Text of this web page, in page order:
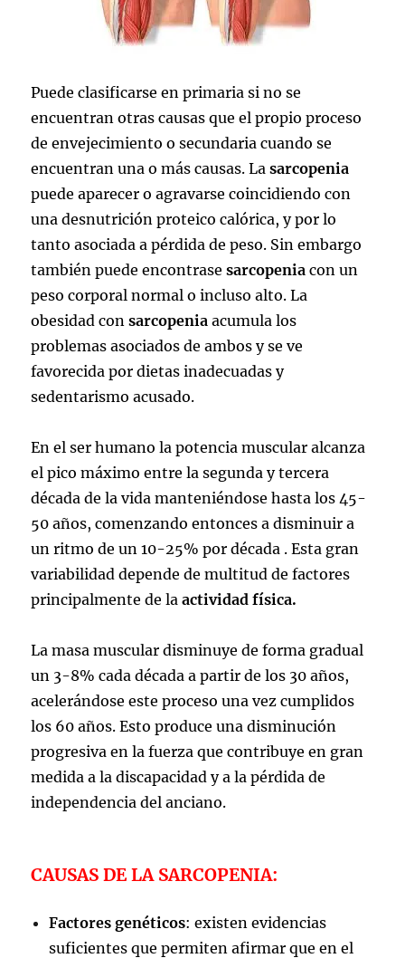
Puede clasificarse en primaria si no se
encuentran otras causas que el propio proceso
de envejecimiento o secundaria cuando se
encuentran una o más causas. Lasarcopenia
puede aparecer o agravarse coincidiendo con
una desnutrición proteico calórica, y por lo
tanto asociada a pérdida de peso. Sin embargo
también puede encontrasesarcopenia con un
peso corporal normal o incluso alto. La
obesidad consarcopenia acumula los
problemas asociados de ambos y se ve
favorecida por dietas inadecuadas y
sedentarismo acusado.
En el ser humano la potencia muscular alcanza
el pico máximo entre la segunda y tercera
década de la vida manteniéndose hasta los 45-
50 años, comenzando entonces a disminuir a
un ritmo de un 10-25% por década . Esta gran
variabilidad depende de multitud de factores
principalmente de laactividad física.
La masa muscular disminuye de forma gradual
un 3-8% cada década a partir de los 30 años,
acelerándose este proceso una vez cumplidos
los 60 años. Esto produce una disminución
progresiva en la fuerza que contribuye en gran
medida a la discapacidad y a la pérdida de
independencia del anciano.
CAUSAS DE LA SARCOPENIA:
Factores genéticos: existen evidencias
suficientes que permiten afirmar que en el